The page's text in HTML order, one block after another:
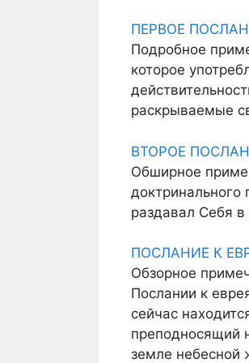
ПЕРВОЕ
Подробное
которое
раскрываемые
ВТОРОЕ
Обширное
доктринального
раздавал Себя
ПОСЛАНИЕ К
Обзорное
Послании к
сейчас
преподносящий
земле небесной